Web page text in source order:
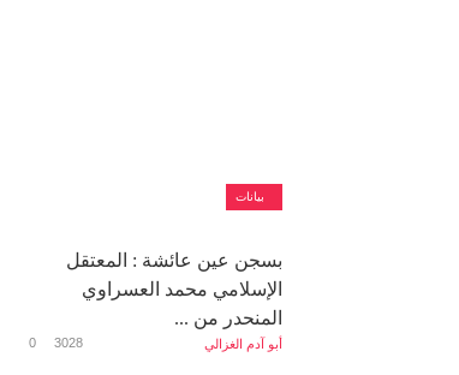
بيانات
بسجن عين عائشة : المعتقل
الإسلامي محمد العسراوي
المنحدر من ...
أبو آدم الغزالي 3028
0